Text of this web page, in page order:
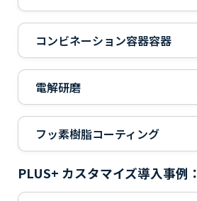
コンビネーション容器容器
電解研磨
フッ素樹脂コーティング
PLUS+ カスタマイズ導入事例：